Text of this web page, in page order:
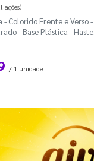
- Colorido Frente e Verso -
- Base Plástica - Haste
/ 1 unidade